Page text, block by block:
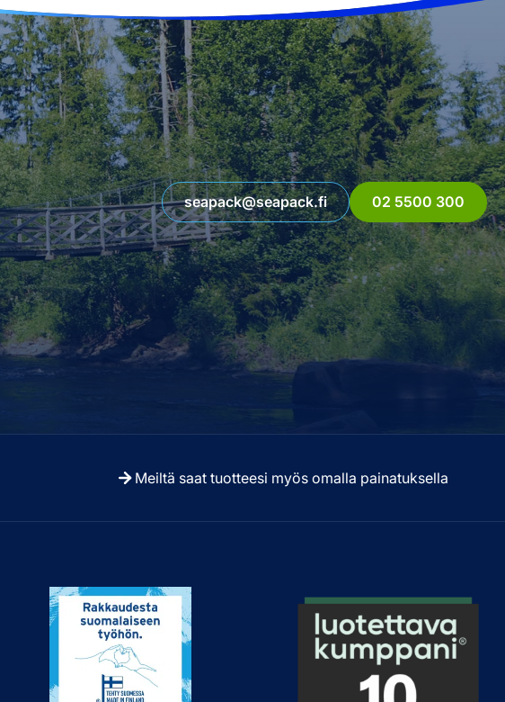
seapack@seapack.fi 02 5500 300
Meiltä saat tuotteesi myös omalla painatuksella